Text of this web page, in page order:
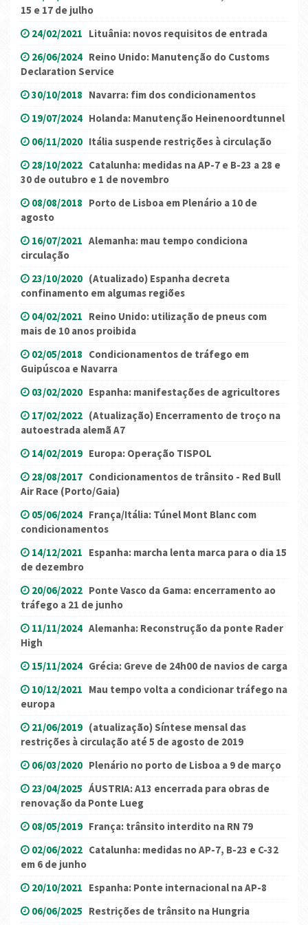
15 e 17 de julho
24/02/2021 Lituânia: novos requisitos de entrada
26/06/2024 Reino Unido: Manutenção do Customs
Declaration Service
30/10/2018 Navarra: fim dos condicionamentos
19/07/2024 Holanda: Manutenção Heinenoordtunnel
06/11/2020 Itália suspende restrições à circulação
28/10/2022 Catalunha: medidas na AP-7 e B-23 a 28 e
30 de outubro e 1 de novembro
08/08/2018 Porto de Lisboa em Plenário a 10 de
agosto
16/07/2021 Alemanha: mau tempo condiciona
circulação
23/10/2020 (Atualizado) Espanha decreta
confinamento em algumas regiões
04/02/2021 Reino Unido: utilização de pneus com
mais de 10 anos proibida
02/05/2018 Condicionamentos de tráfego em
Guipúscoa e Navarra
03/02/2020 Espanha: manifestações de agricultores
17/02/2022 (Atualização) Encerramento de troço na
autoestrada alemã A7
14/02/2019 Europa: Operação TISPOL
28/08/2017 Condicionamentos de trânsito - Red Bull
Air Race (Porto/Gaia)
05/06/2024 França/Itália: Túnel Mont Blanc com
condicionamentos
14/12/2021 Espanha: marcha lenta marca para o dia 15
de dezembro
20/06/2022 Ponte Vasco da Gama: encerramento ao
tráfego a 21 de junho
11/11/2024 Alemanha: Reconstrução da ponte Rader
High
15/11/2024 Grécia: Greve de 24h00 de navios de carga
10/12/2021 Mau tempo volta a condicionar tráfego na
europa
21/06/2019 (atualização) Síntese mensal das
restrições à circulação até 5 de agosto de 2019
06/03/2020 Plenário no porto de Lisboa a 9 de março
23/04/2025 ÁUSTRIA: A13 encerrada para obras de
renovação da Ponte Lueg
08/05/2019 França: trânsito interdito na RN 79
02/06/2022 Catalunha: medidas no AP-7, B-23 e C-32
em 6 de junho
20/10/2021 Espanha: Ponte internacional na AP-8
06/06/2025 Restrições de trânsito na Hungria